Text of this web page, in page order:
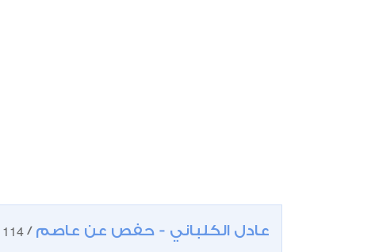
عادل الكلباني - حفص عن عاصم /
114